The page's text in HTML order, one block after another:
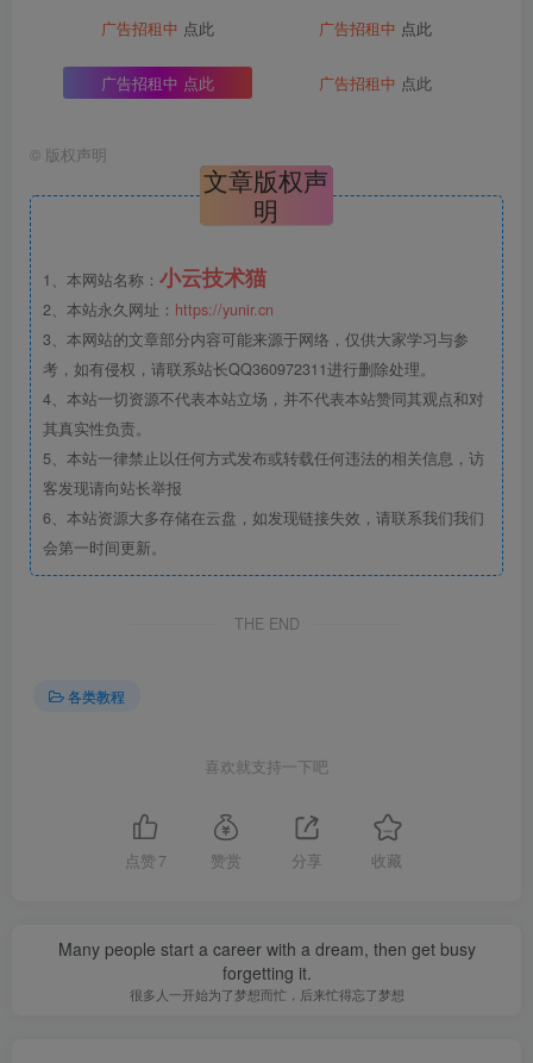
广告招租中 点此 广告招租中 点此
广告招租中 点此 广告招租中 点此
© 版权声明
文章版权声
明
1、本网站名称： 小云技术猫
2、本站永久网址： https://yunir.cn
3、本网站的文章部分内容可能来源于网络，仅供大家学习与参
考，如有侵权，请联系站长QQ360972311进行删除处理。
4、本站一切资源不代表本站立场，并不代表本站赞同其观点和对
其真实性负责。
5、本站一律禁止以任何方式发布或转载任何违法的相关信息，访
客发现请向站长举报
6、本站资源大多存储在云盘，如发现链接失效，请联系我们我们
会第一时间更新。
THE END
各类教程
喜欢就支持一下吧
点赞 7 赞赏 分享 收藏
Many people start a career with a dream, then get busy
forgetting it.
很多人一开始为了梦想而忙，后来忙得忘了梦想